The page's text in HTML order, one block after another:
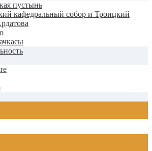
пустынь
кафедральный собор и Троицкий